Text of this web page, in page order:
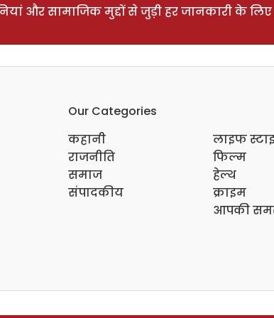
और सामाजिक मुद्दों से जुड़ी हर जानकारी के
Our Categories
कहानी
राजनीति
समाज
संपादकीय
लाइफ
फिल्म
हेल्थ
क्राइम
आपकी